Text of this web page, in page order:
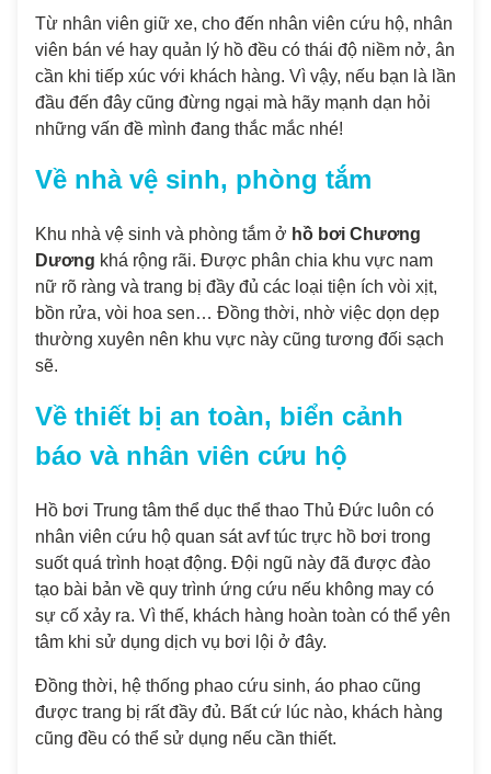
Từ nhân viên giữ xe, cho đến nhân viên cứu hộ, nhân
viên bán vé hay quản lý hồ đều có thái độ niềm nở, ân
cần khi tiếp xúc với khách hàng. Vì vậy, nếu bạn là lần
đầu đến đây cũng đừng ngại mà hãy mạnh dạn hỏi
những vấn đề mình đang thắc mắc nhé!
Về nhà vệ sinh, phòng tắm
Khu nhà vệ sinh và phòng tắm ở hồ bơi Chương
Dương khá rộng rãi. Được phân chia khu vực nam
nữ rõ ràng và trang bị đầy đủ các loại tiện ích vòi xịt,
bồn rửa, vòi hoa sen… Đồng thời, nhờ việc dọn dẹp
thường xuyên nên khu vực này cũng tương đối sạch
sẽ.
Về thiết bị an toàn, biển cảnh
báo và nhân viên cứu hộ
Hồ bơi Trung tâm thể dục thể thao Thủ Đức luôn có
nhân viên cứu hộ quan sát avf túc trực hồ bơi trong
suốt quá trình hoạt động. Đội ngũ này đã được đào
tạo bài bản về quy trình ứng cứu nếu không may có
sự cố xảy ra. Vì thế, khách hàng hoàn toàn có thể yên
tâm khi sử dụng dịch vụ bơi lội ở đây.
Đồng thời, hệ thống phao cứu sinh, áo phao cũng
được trang bị rất đầy đủ. Bất cứ lúc nào, khách hàng
cũng đều có thể sử dụng nếu cần thiết.